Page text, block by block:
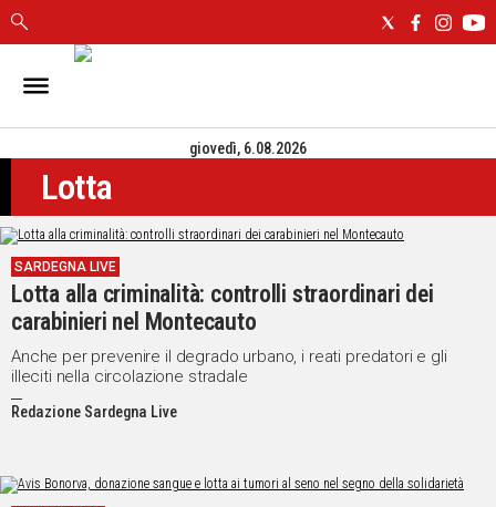
IN
CAGLIARI
SASSARI
NUORO
ORISTANO
SULCIS
GALLURA
OGLIASTRA
MEDIO
CAMPIDANO
POLITICA
giovedì, 6.08.2026
Lotta
SARDEGNA LIVE
Lotta alla criminalità: controlli straordinari dei
carabinieri nel Montecauto
Anche per prevenire il degrado urbano, i reati predatori e gli
illeciti nella circolazione stradale
Redazione Sardegna Live